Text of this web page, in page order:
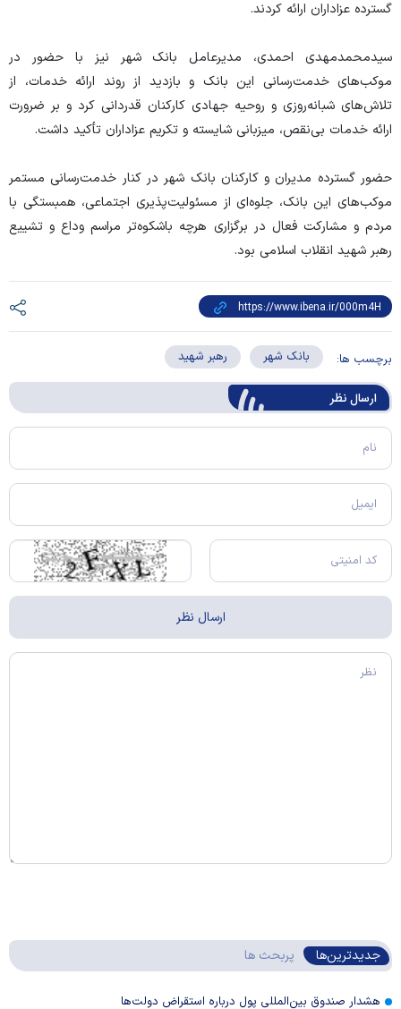
گسترده عزاداران ارائه کردند.
سیدمحمدمهدی احمدی، مدیرعامل بانک شهر نیز با حضور در
موکب‌های خدمت‌رسانی این بانک و بازدید از روند ارائه خدمات، از
تلاش‌های شبانه‌روزی و روحیه جهادی کارکنان قدردانی کرد و بر ضرورت
ارائه خدمات بی‌نقص، میزبانی شایسته و تکریم عزاداران تأکید داشت.
حضور گسترده مدیران و کارکنان بانک شهر در کنار خدمت‌رسانی مستمر
موکب‌های این بانک، جلوه‌ای از مسئولیت‌پذیری اجتماعی، همبستگی با
مردم و مشارکت فعال در برگزاری هرچه باشکوه‌تر مراسم وداع و تشییع
رهبر شهید انقلاب اسلامی بود.
برچسب ها: بانک شهر رهبر شهید
ارسال‌ نظر
جدیدترین‌ها پربحث ها
هشدار صندوق بین‌المللی پول درباره استقراض دولت‌ها